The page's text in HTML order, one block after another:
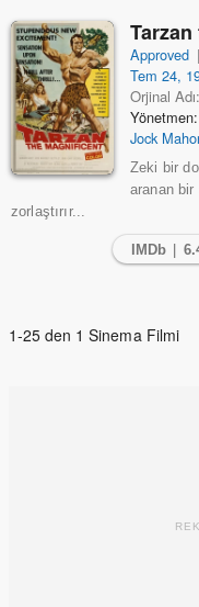
Approved |
Tem 24,
Orjinal Adı:
Yönetmen:
Jock
Zeki bir
aranan bir
zorlaştırır...
IMDb
1-25 den 1 Sinema Filmi